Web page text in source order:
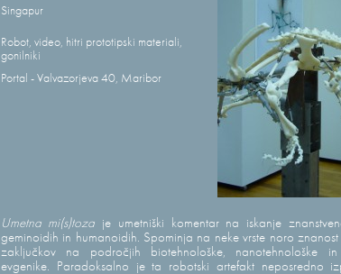
Singapur
Robot, video, hitri prototipski materiali,
gonilniki
Portal - Valvazorjeva 40, Maribor
Umetna mi(s)tozaje umetniški komentar na iskanje
geminoidih in humanoidih. Spominja na neke vrste noro
zaključkov na področjih biotehnološke, nanotehnološke in
evgenike. Paradoksalno je ta robotski artefakt neposredno